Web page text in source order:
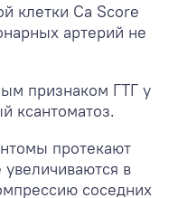
клетки Ca Score
артерий не
признаком ГТГ у
ксантоматоз.
протекают
в
соседних